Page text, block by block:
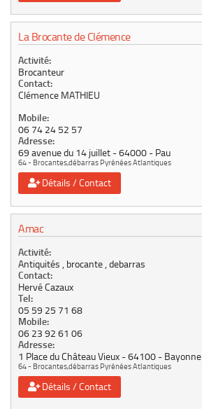
La Brocante de Clémence
Activité:
Brocanteur
Contact:
Clémence MATHIEU
Mobile:
06 74 24 52 57
Adresse:
69 avenue du 14 juillet 64000 Pau
64 - Brocantes,débarras Pyrénées Atlantiques
Détails / Contact
Amac
Activité:
Antiquités , brocante , debarras
Contact:
Hervé Cazaux
Tel:
05 59 25 71 68
Mobile:
06 23 92 61 06
Adresse:
1 Place du Château Vieux 64100 Bayonne
64 - Brocantes,débarras Pyrénées Atlantiques
Détails / Contact